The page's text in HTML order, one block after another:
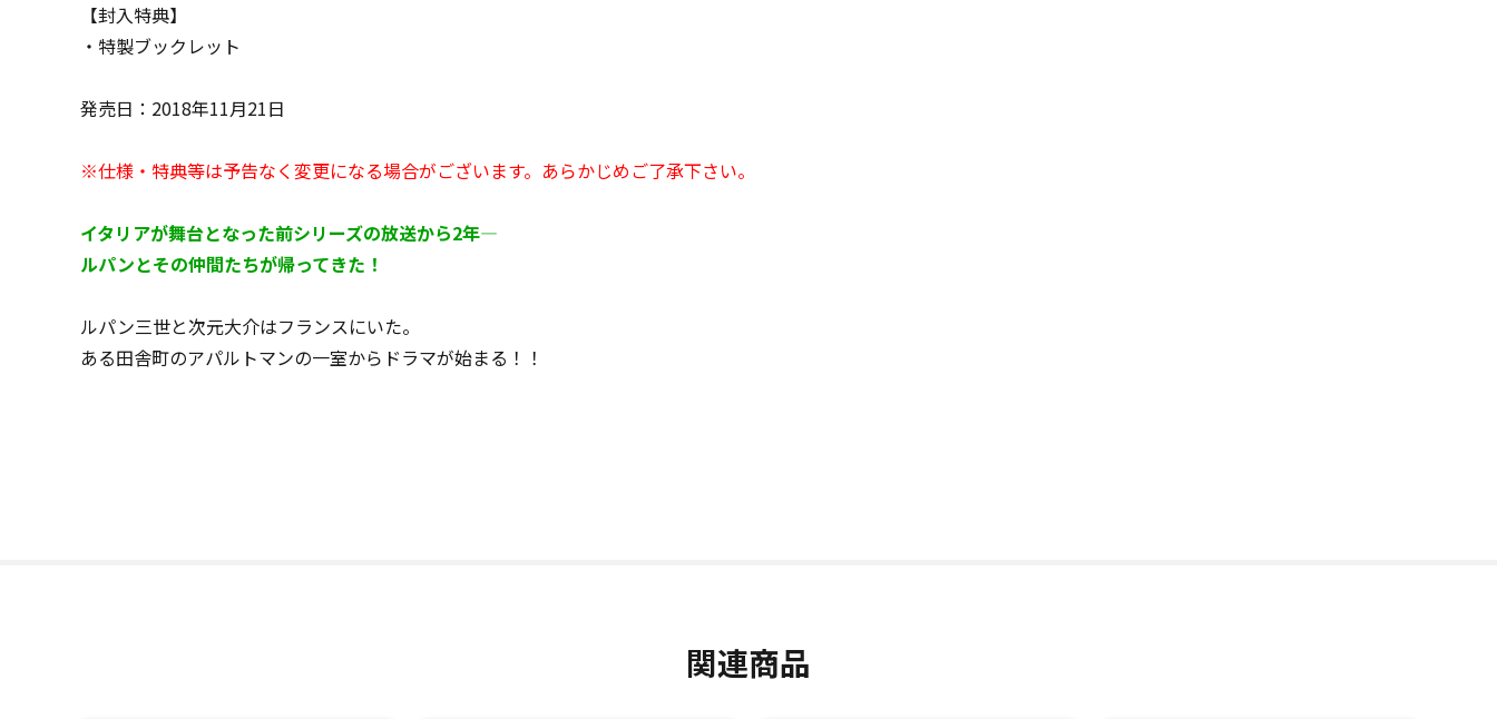
【封入特典】
・特製ブックレット
発売日：2018年11月21日
※仕様・特典等は予告なく変更になる場合がございます。あらかじめご了承下さい。
イタリアが舞台となった前シリーズの放送から2年―
ルパンとその仲間たちが帰ってきた！
ルパン三世と次元大介はフランスにいた。
ある田舎町のアパルトマンの一室からドラマが始まる！！
関連商品